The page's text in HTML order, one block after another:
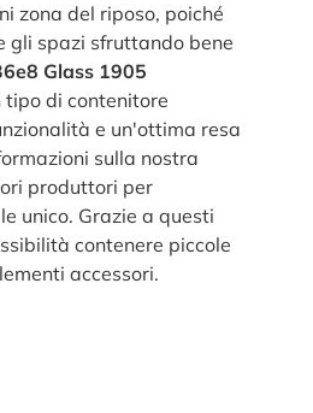
zona del riposo, poiché
gli spazi sfruttando bene
Glass 1905
di contenitore
e un'ottima resa
sulla nostra
produttori per
unico. Grazie a questi
contenere piccole
accessori.